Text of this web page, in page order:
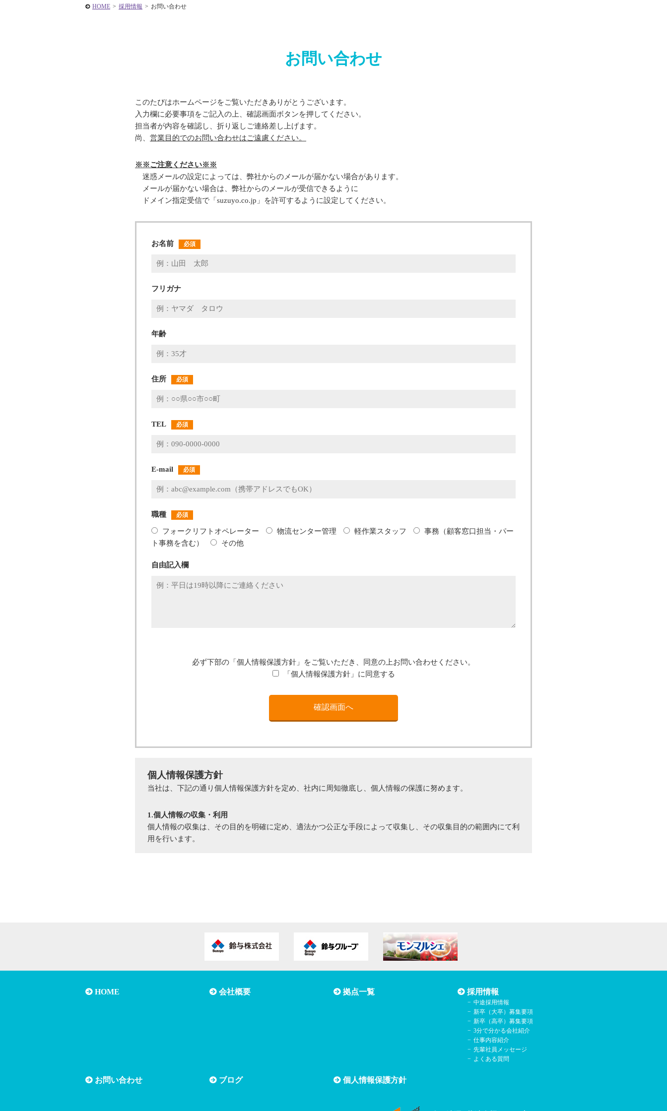
HOME > 採用情報 > お問い合わせ
お問い合わせ
このたびはホームページをご覧いただきありがとうございます。
入力欄に必要事項をご記入の上、確認画面ボタンを押してください。
担当者が内容を確認し、折り返しご連絡差し上げます。
尚、 営業目的でのお問い合わせはご遠慮ください。
※※ご注意ください※※
迷惑メールの設定によっては、弊社からのメールが届かない場合があります。
メールが届かない場合は、弊社からのメールが受信できるように
ドメイン指定受信で「suzuyo.co.jp」を許可するように設定してください。
お名前 必須
フリガナ
年齢
住所 必須
TEL 必須
E-mail 必須
職種 必須
フォークリフトオペレーター 物流センター管理 軽作業スタッフ
事務（顧客窓口担当・パー
ト事務を含む）
その他
自由記入欄
必ず下部の「個人情報保護方針」をご覧いただき、同意の上お問い合わせください。
「個人情報保護方針」に同意する
個人情報保護方針
当社は、下記の通り個人情報保護方針を定め、社内に周知徹底し、個人情報の保護に努めます。
1.個人情報の収集・利用
個人情報の収集は、その目的を明確に定め、適法かつ公正な手段によって収集し、その収集目的の範囲内にて利
用を行います。
適切な管理を行います。
否を求められた場合には、合理的な範囲ですみやかに対応します。
HOME 会社概要 拠点一覧 採用情報
中途採用情報
新卒（大卒）募集要項
新卒（高卒）募集要項
3分で分かる会社紹介
仕事内容紹介
先輩社員メッセージ
よくある質問
お問い合わせ ブログ 個人情報保護方針